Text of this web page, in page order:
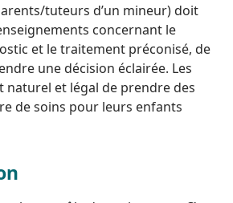
tuteurs d’un mineur) doit
concernant le
et le traitement préconisé, de
une décision éclairée. Les
naturel et légal de prendre des
de soins pour leurs enfants